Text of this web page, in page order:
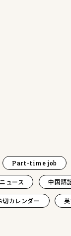
Part-time job
ニュース 中国語
切カレンダー